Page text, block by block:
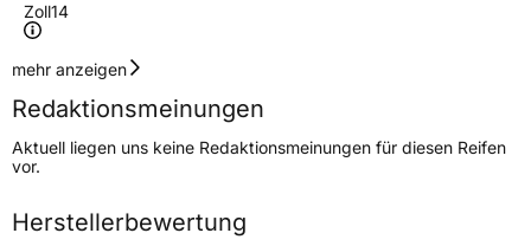
Zoll14
Geschwindigkeitsindex
Höchstgeschwindigkeit
190 km/h
Lastindex91
Höchstlast615 kg
mehr anzeigen
Redaktionsmeinungen
Aktuell liegen uns keine Redaktionsmeinungen für diesen Reifen
vor.
Herstellerbewertung